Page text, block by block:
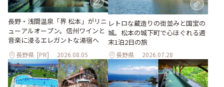
長野・浅間温泉「界 松本」がリニ
ューアルオープン。信州ワインと
音楽に浸るエレガントな湯宿へ
長野県 [PR] 2026.08.05
レトロな蔵造りの街並みと国宝の
城。松本の城下町で心ほぐれる週
末1泊2日の旅
長野県 2026.07.28